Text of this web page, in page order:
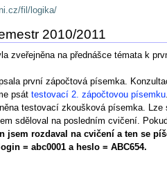
fil/logika/
2010/2011
zveřejněna na přednášce témata k
první zápočtová písemka.
psáttestovací 2. zápočtovou písemku
testovací zkoušková písemka.
sděloval na posledním cvičení.
jsem rozdaval na cvičení a ten se
= abc0001 a heslo = ABC654.